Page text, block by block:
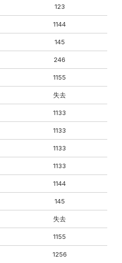
123
1144
145
246
1155
失去
1133
1133
1133
1133
1144
145
失去
1155
1256